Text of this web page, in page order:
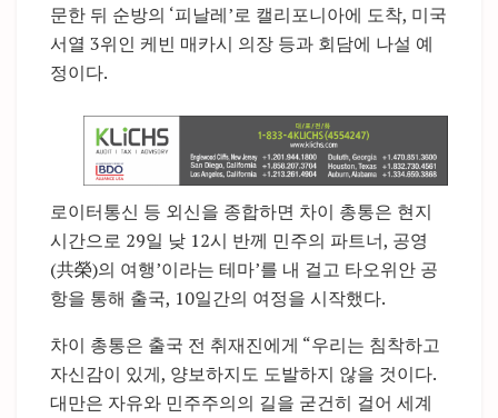
문한 뒤 순방의 ‘피날레’로 캘리포니아에 도착, 미국
서열 3위인 케빈 매카시 의장 등과 회담에 나설 예
정이다.
로이터통신 등 외신을 종합하면 차이 총통은 현지
시간으로 29일 낮 12시 반께 민주의 파트너, 공영
(共榮)의 여행’이라는 테마’를 내 걸고 타오위안 공
항을 통해 출국, 10일간의 여정을 시작했다.
차이 총통은 출국 전 취재진에게 “우리는 침착하고
자신감이 있게, 양보하지도 도발하지 않을 것이다.
대만은 자유와 민주주의의 길을 굳건히 걸어 세계